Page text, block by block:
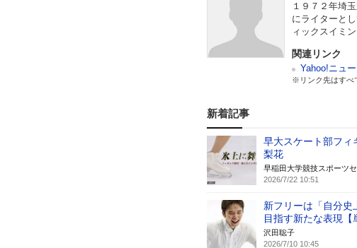
１９７２年埼
にライターと
ィックスイミ
関連リンク
Yahoo!ニュ
※リンク先はすべ
新着記事
早大スケート部フ
梨花
早稲田大学競技スポーツ
2026/7/22 10:51
新フリーは「自分
目指す新たな表現【
沢田聡子
2026/7/10 10:45